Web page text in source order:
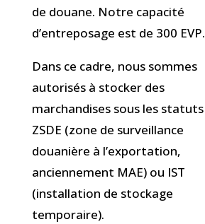
de douane. Notre capacité
d’entreposage est de 300 EVP.
Dans ce cadre, nous sommes
autorisés à stocker des
marchandises sous les statuts
ZSDE (zone de surveillance
douanière à l’exportation,
anciennement MAE) ou IST
(installation de stockage
temporaire).